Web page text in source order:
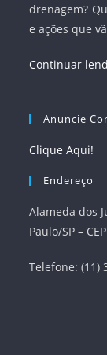
drenagem?
e ações que
Continuar
Anuncie
Clique Aqui!
Endereço
Alameda dos
Paulo/SP –
Telefone: (11)